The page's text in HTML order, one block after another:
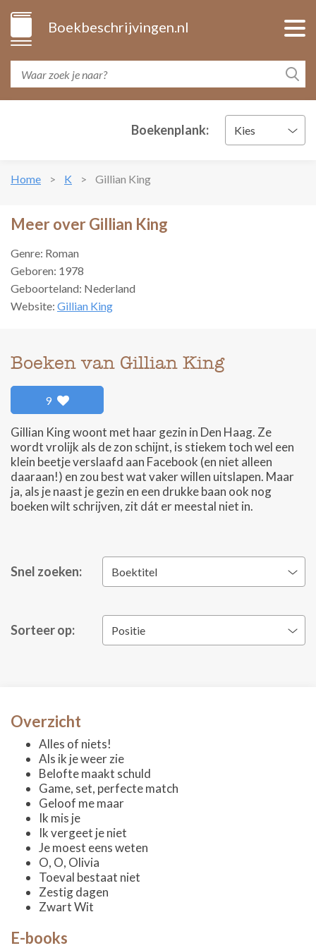
Boekbeschrijvingen.nl
Boekenplank: Kies
Home K Gillian King
Meer over Gillian King
Genre: Roman
Geboren: 1978
Geboorteland: Nederland
Website: Gillian King
Boeken van Gillian King
9
Gillian King woont met haar gezin in Den Haag. Ze
wordt vrolijk als de zon schijnt, is stiekem toch wel een
klein beetje verslaafd aan Facebook (en niet alleen
daaraan!) en zou best wat vaker willen uitslapen. Maar
ja, als je naast je gezin en een drukke baan ook nog
boeken wilt schrijven, zit dát er meestal niet in.
Snel zoeken: Boektitel
Sorteer op: Positie
Overzicht
Alles of niets!
Als ik je weer zie
Belofte maakt schuld
Game, set, perfecte match
Geloof me maar
Ik mis je
Ik vergeet je niet
Je moest eens weten
O, O, Olivia
Toeval bestaat niet
Zestig dagen
Zwart Wit
E-books